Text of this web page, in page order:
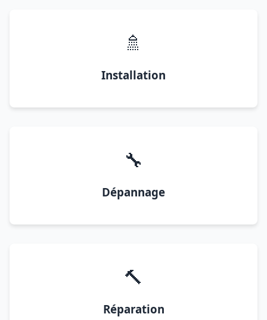
🚿
Installation
🔧
Dépannage
🔨
Réparation